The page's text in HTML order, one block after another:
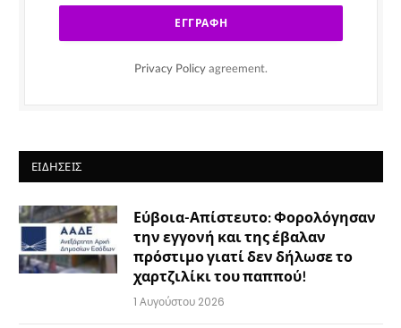
Privacy Policy agreement.
ΕΙΔΉΣΕΙΣ
Εύβοια-Απίστευτο: Φορολόγησαν
την εγγονή και της έβαλαν
πρόστιμο γιατί δεν δήλωσε το
χαρτζιλίκι του παππού!
1 Αυγούστου 2026